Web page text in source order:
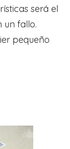
será el
un fallo.
pequeño